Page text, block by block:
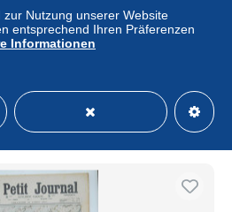
– 7 MAI 1911 – ETATS-UNIS
NEGRE – BALLON –
– INCENDIE - POMPIERS
Privatperson
Nutzung unserer Website
entsprechend Ihren Präferenzen
Informationen